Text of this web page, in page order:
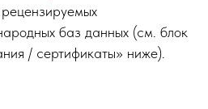
баз данных (см. блок
/ сертификаты» ниже).